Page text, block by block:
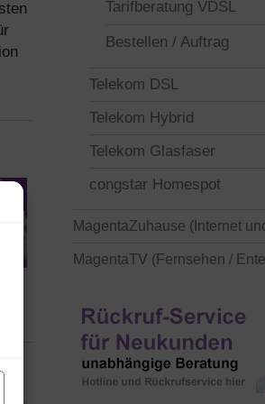
Tarifberatung VDSL
Bestellen / Auftrag
Telekom DSL
Telekom Hybrid
Telekom Glasfaser
congstar Homespot
MagentaZuhause (Internet
MagentaTV (Fernsehen /